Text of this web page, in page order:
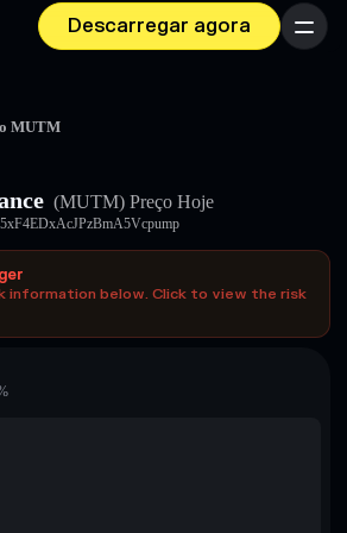
Descarregar agora Menu
MUTM
(MUTM) Preço Hoje
information below. Click to view the risk